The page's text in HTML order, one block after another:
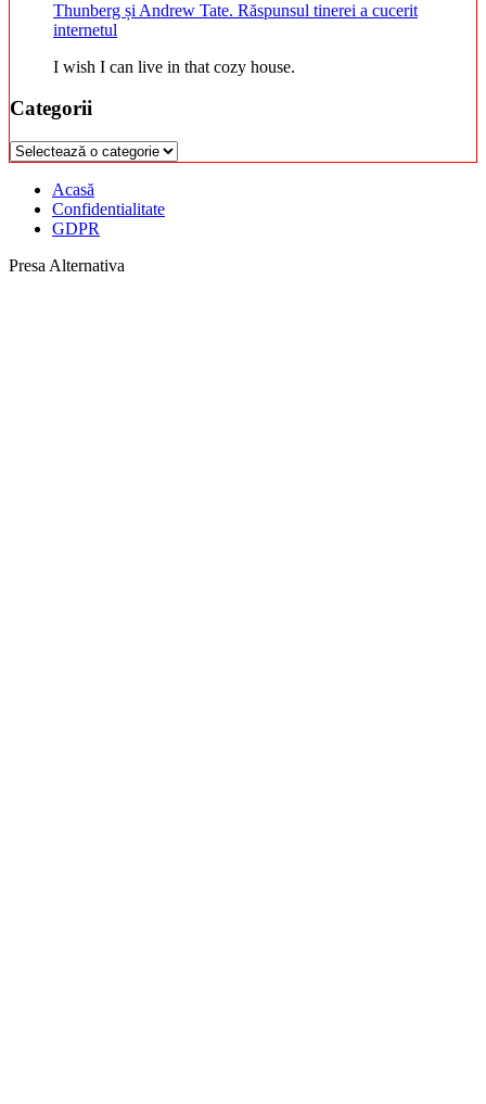
Thunberg și Andrew Tate. Răspunsul tinerei a cucerit
internetul
I wish I can live in that cozy house.
Categorii
Categorii
Acasă
Confidentialitate
GDPR
Presa Alternativa